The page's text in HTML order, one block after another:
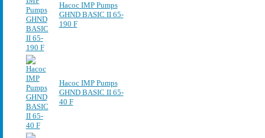
Насос IMP Pumps
GHND BASIC II 65-
190 F
Насос IMP Pumps
GHND BASIC II 65-
40 F